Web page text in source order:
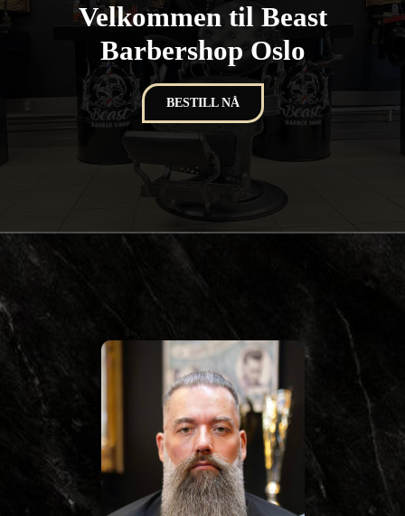
Velkommen til Beast
Barbershop Oslo
BESTILL NÅ